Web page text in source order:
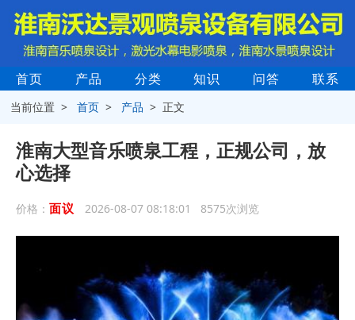
首页 产品 分类 知识 问答 联系
当前位置 >首页 > 产品 > 正文
淮南大型音乐喷泉工程，正规公司，放
心选择
价格： 面议 2026-08-07 08:18:01 8575次浏览